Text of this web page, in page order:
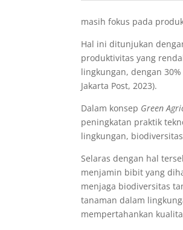
masih fokus pada
Hal ini ditunjukan
produktivitas yang
lingkungan, dengan
Jakarta Post, 2023).
Dalam konsep Green
peningkatan praktik
lingkungan,
Selaras dengan hal
menjamin bibit yang
menjaga biodiversitas
tanaman dalam
mempertahankan